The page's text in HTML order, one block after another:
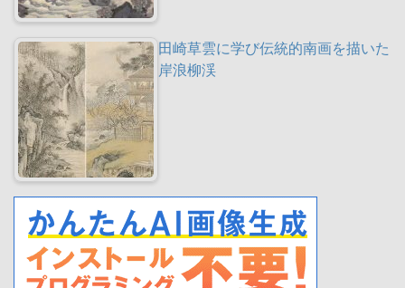
田崎草雲に学び伝統的南画を描いた
岸浪柳渓